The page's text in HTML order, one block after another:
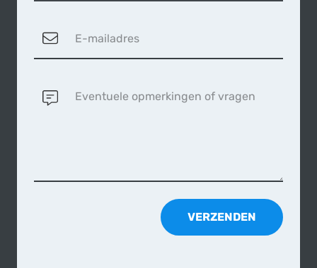
E-mailadres
Eventuele opmerkingen of vragen
VERZENDEN